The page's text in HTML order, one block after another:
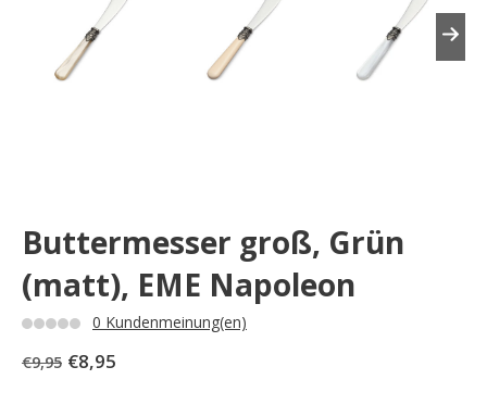
Buttermesser groß, Grün
(matt), EME Napoleon
0 Kundenmeinung(en)
€9,95 €8,95